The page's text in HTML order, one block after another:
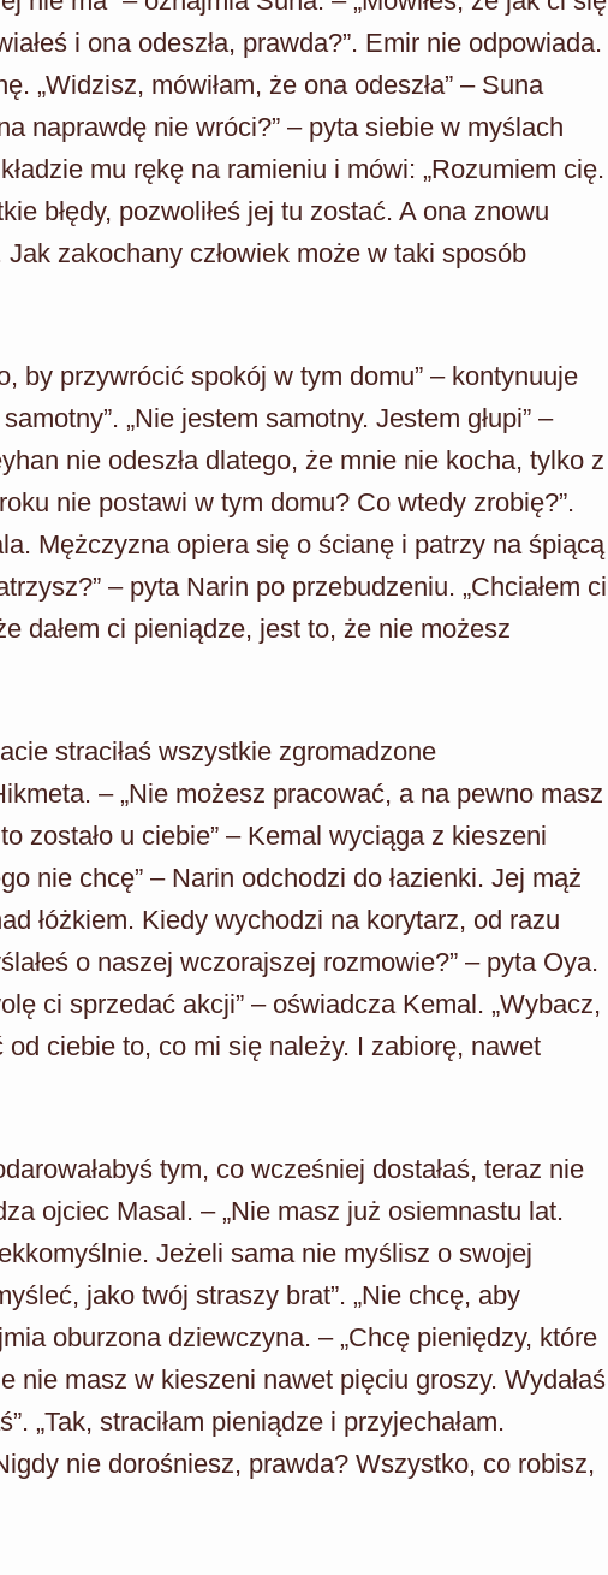
i ona odeszła, prawda?”. Emir nie odpowiada.
„Widzisz, mówiłam, że ona odeszła” – Suna
naprawdę nie wróci?” – pyta siebie w myślach
mu rękę na ramieniu i mówi: „Rozumiem cię.
błędy, pozwoliłeś jej tu zostać. A ona znowu
Jak zakochany człowiek może w taki sposób
by przywrócić spokój w tym domu” – kontynuuje
„Nie jestem samotny. Jestem głupi” –
nie odeszła dlatego, że mnie nie kocha, tylko z
nie postawi w tym domu? Co wtedy zrobię?”.
Mężczyzna opiera się o ścianę i patrzy na śpiącą
– pyta Narin po przebudzeniu. „Chciałem ci
dałem ci pieniądze, jest to, że nie możesz
straciłaś wszystkie zgromadzone
– „Nie możesz pracować, a na pewno masz
zostało u ciebie” – Kemal wyciąga z kieszeni
nie chcę” – Narin odchodzi do łazienki. Jej mąż
łóżkiem. Kiedy wychodzi na korytarz, od razu
o naszej wczorajszej rozmowie?” – pyta Oya.
ci sprzedać akcji” – oświadcza Kemal. „Wybacz,
od ciebie to, co mi się należy. I zabiorę, nawet
tym, co wcześniej dostałaś, teraz nie
ojciec Masal. – „Nie masz już osiemnastu lat.
Jeżeli sama nie myślisz o swojej
jako twój straszy brat”. „Nie chcę, aby
oburzona dziewczyna. – „Chcę pieniędzy, które
nie masz w kieszeni nawet pięciu groszy. Wydałaś
„Tak, straciłam pieniądze i przyjechałam.
nie dorośniesz, prawda? Wszystko, co robisz,